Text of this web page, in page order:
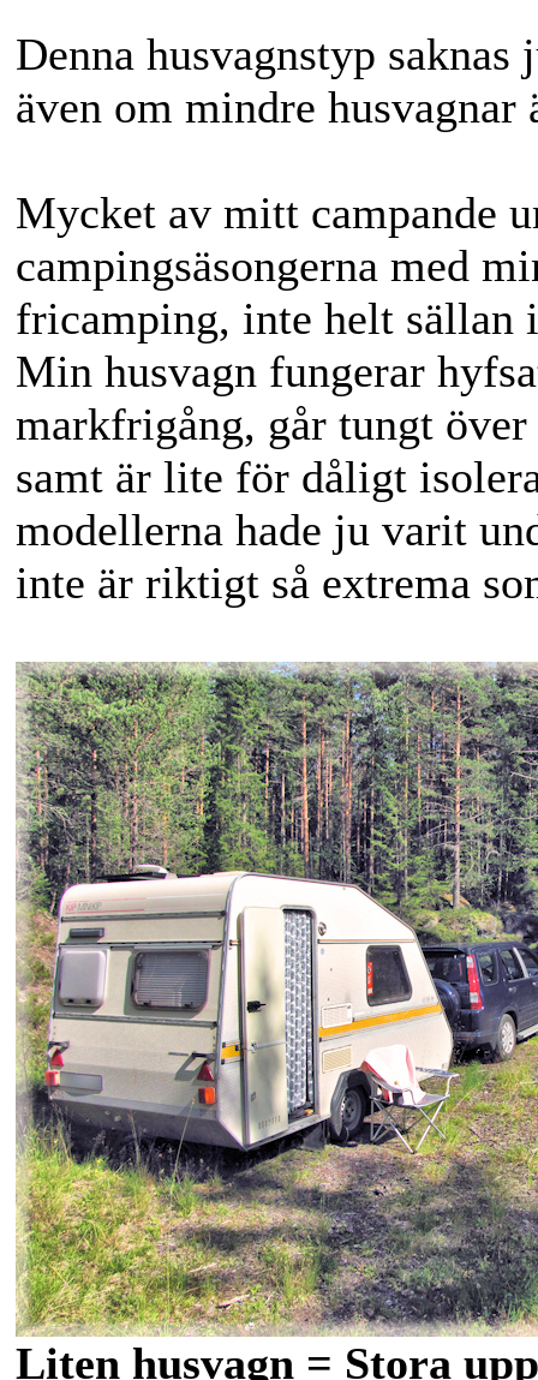
Denna husvagnstyp
även om mindre
Mycket av mitt campande
campingsäsongerna med
fricamping, inte helt sällan
Min husvagn fungerar
markfrigång, går tungt
samt är lite för dåligt
modellerna hade ju varit
inte är riktigt så extrema
Liten husvagn = Stora